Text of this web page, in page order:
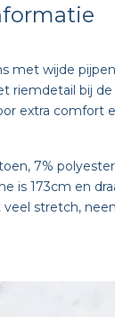
met wijde
riemdetail bij
extra comfort
7%
is 173cm en
veel stretch,